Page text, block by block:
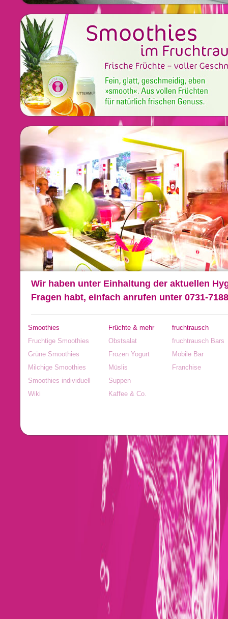
Wir haben unter Einhaltung der aktuellen
Fragen habt, einfach anrufen unter 0731-
Smoothies
Fruchtige Smoothies
Grüne Smoothies
Milchige Smoothies
Smoothies individuell
Wiki
Früchte & mehr
Obstsalat
Frozen Yogurt
Müslis
Suppen
Kaffee & Co.
fruchtrausch
fruchtrausch Bars
Mobile Bar
Franchise